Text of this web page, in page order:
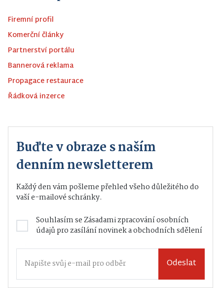
Firemní profil
Komerční články
Partnerství portálu
Bannerová reklama
Propagace restaurace
Řádková inzerce
Buďte v obraze s naším
denním newsletterem
Každý den vám pošleme přehled všeho důležitého do
vaší e-mailové schránky.
Souhlasím se Zásadami zpracování osobních
údajůpro zasílání novinek a obchodních sdělení
Odeslat